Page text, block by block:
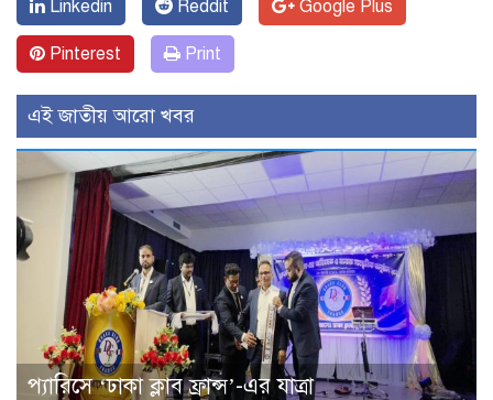
Linkedin Reddit Google Plus
Pinterest Print
এই জাতীয় আরো খবর
প্যারিসে ‘ঢাকা ক্লাব ফ্রান্স’-এর যাত্রা